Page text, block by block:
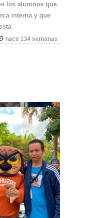
los alumnos que
interna y que
hace 134 semanas